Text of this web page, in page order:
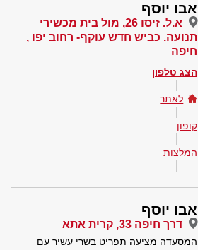
אבו יוסף
א.ל. זיסו 26, מול בית מכשירי
תנועה. כביש חדש עוקף- רחוב יפו ,
חיפה
הצג טלפון
לאתר
קופון
המלצות
אבו יוסף
דרך חיפה 33, קרית אתא
המסעדה מציעה תפריט בשרי עשיר עם